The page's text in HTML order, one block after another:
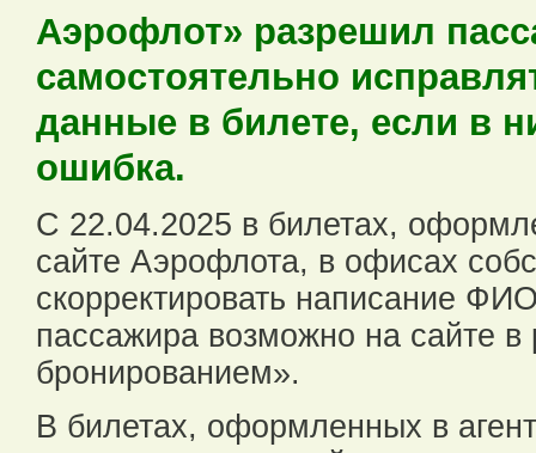
Аэрофлот» разрешил
самостоятельно
данные в билете, если в
ошибка.
С 22.04.2025 в билетах,
сайте Аэрофлота, в офисах
скорректировать написание
пассажира возможно на сайте в
бронированием».
В билетах, оформленных в